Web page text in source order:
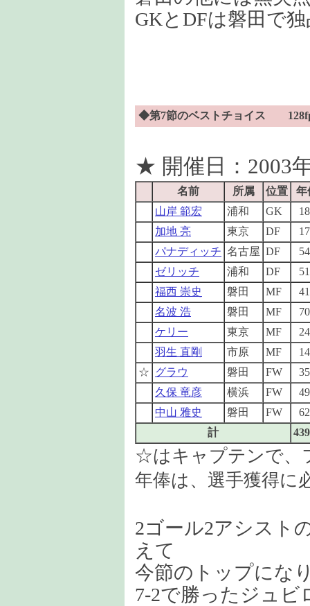
GKとDFは磐田で
◆第7節のベストチョイス
★ 開催日：2003
名前 所属 位置
年
山岸 範宏
浦和 GK
加地 亮
東京 DF
パナディッチ 名古屋 DF
ゼリッチ
浦和 DF
福西 崇史
磐田 MF
名波 浩
磐田 MF
ケリー
東京 MF
羽生 直剛
市原 MF
☆ グラウ 磐田 FW
久保 竜彦
横浜 FW
中山 雅史
磐田 FW
計
☆はキャプテンで、
年俸は、選手獲得に
2ゴール2アシスト
えて
今節のトップにな
7-2で勝ったジュビ